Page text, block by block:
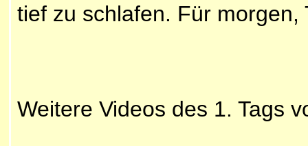
tief zu schlafen. Für morgen,
Weitere Videos des 1. Tags